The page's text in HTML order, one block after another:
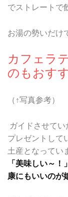
でストレートで
お湯の勢いだけ
カフェラ
のもおす
（↑写真参考）
ガイドさせて
プレゼントして
土産となってい
「美味しい～
康にもいいのが